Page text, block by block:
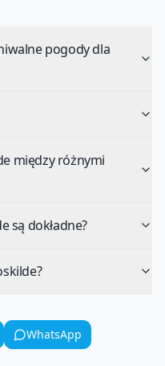
pogody dla
między różnymi
są dokładne?
WhatsApp